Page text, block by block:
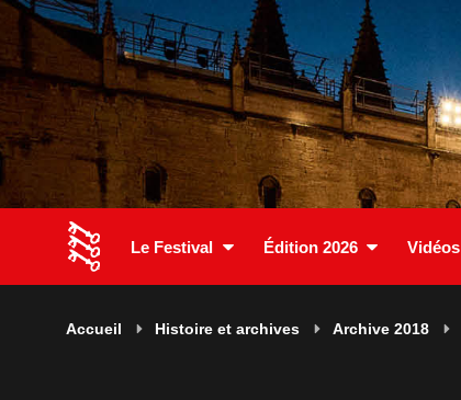
Le Festival Édition 2026 Vidéos
Accueil Histoire et archives Archive 2018